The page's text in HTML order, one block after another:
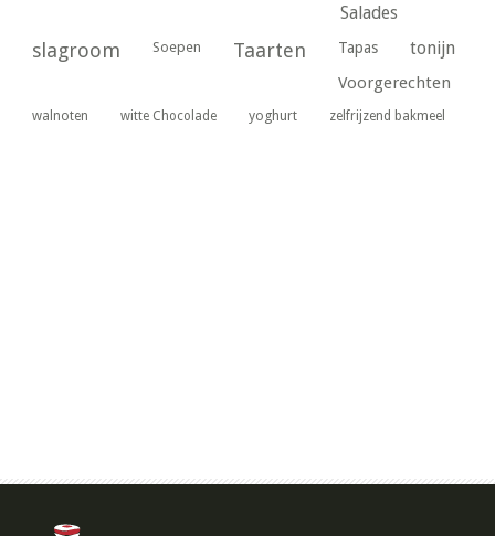
Salades
slagroom Soepen Taarten Tapas tonijn
Voorgerechten
walnoten witte Chocolade yoghurt zelfrijzend bakmeel